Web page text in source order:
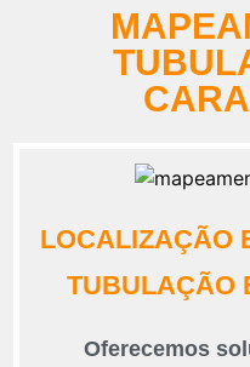
LOCALIZAÇÃO
TUBULAÇÃO
Oferecemos